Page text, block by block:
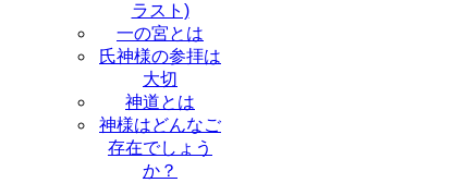
ラスト)
一の宮とは
氏神様の参拝は
大切
神道とは
神様はどんなご
存在でしょう
か？